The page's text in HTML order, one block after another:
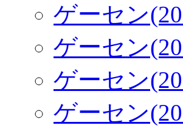
ゲーセン
ゲーセン
ゲーセン
ゲーセン